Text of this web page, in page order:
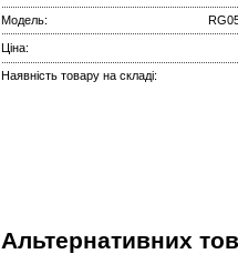
Модель:
Ціна:
Наявність товару на складі:
Альтернативних